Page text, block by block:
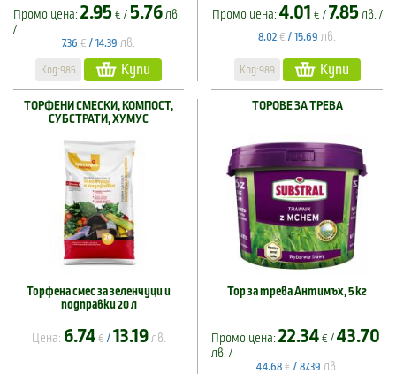
Промо цена: 2.95 € / 5.76 лв.
/
7.36 € / 14.39 лв.
Код:985 Купи
Промо цена: 4.01 € / 7.85 лв. /
8.02 € / 15.69 лв.
Код:989 Купи
ТОРФЕНИ СМЕСКИ, КОМПОСТ,
СУБСТРАТИ, ХУМУС
Торфена смес за зеленчуци и
подправки 20 л
Цена: 6.74 € / 13.19 лв.
ТОРОВЕ ЗА ТРЕВА
Тор за трева Антимъх, 5 кг
Промо цена: 22.34 € / 43.70
лв. /
44.68 € / 87.39 лв.